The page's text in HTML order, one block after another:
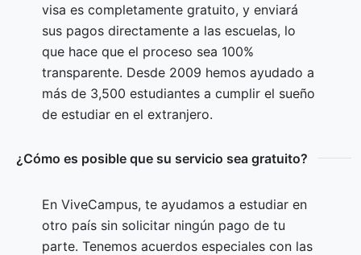
visa es completamente gratuito, y enviará
sus pagos directamente a las escuelas, lo
que hace que el proceso sea 100%
transparente. Desde 2009 hemos ayudado a
más de 3,500 estudiantes a cumplir el sueño
de estudiar en el extranjero.
¿Cómo es posible que su servicio sea gratuito?
En ViveCampus, te ayudamos a estudiar en
otro país sin solicitar ningún pago de tu
parte. Tenemos acuerdos especiales con las